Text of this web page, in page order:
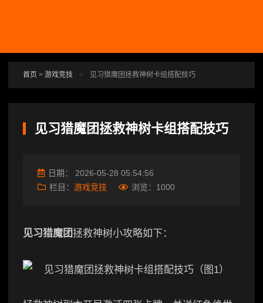
首页 > 游戏竞技 > 见习猎魔团拯救神树卡组搭配技巧
见习猎魔团拯救神树卡组搭配技巧
日期： 2026-05-28 05:54:56
栏目： 游戏竞技 浏览： 1000
见习猎魔团拯救神树小攻略如下：